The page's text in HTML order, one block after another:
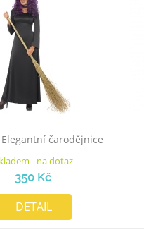
čarodějnice
- na dotaz
350 Kč
DETAIL